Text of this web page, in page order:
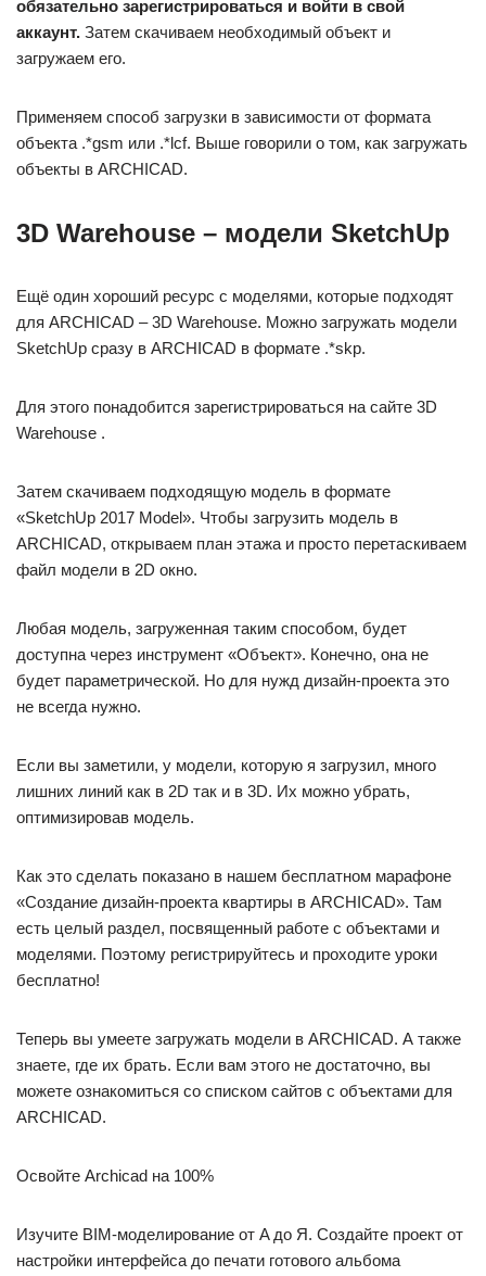
обязательно зарегистрироваться и войти в свой
аккаунт. Затем скачиваем необходимый объект и
загружаем его.
Применяем способ загрузки в зависимости от формата
объекта .*gsm или .*lcf. Выше говорили о том, как загружать
объекты в ARCHICAD.
3D Warehouse – модели SketchUp
Ещё один хороший ресурс с моделями, которые подходят
для ARCHICAD – 3D Warehouse. Можно загружать модели
SketchUp сразу в ARCHICAD в формате .*skp.
Для этого понадобится зарегистрироваться на сайте 3D
Warehouse .
Затем скачиваем подходящую модель в формате
«SketchUp 2017 Model». Чтобы загрузить модель в
ARCHICAD, открываем план этажа и просто перетаскиваем
файл модели в 2D окно.
Любая модель, загруженная таким способом, будет
доступна через инструмент «Объект». Конечно, она не
будет параметрической. Но для нужд дизайн-проекта это
не всегда нужно.
Если вы заметили, у модели, которую я загрузил, много
лишних линий как в 2D так и в 3D. Их можно убрать,
оптимизировав модель.
Как это сделать показано в нашем бесплатном марафоне
«Создание дизайн-проекта квартиры в ARCHICAD». Там
есть целый раздел, посвященный работе с объектами и
моделями. Поэтому регистрируйтесь и проходите уроки
бесплатно!
Теперь вы умеете загружать модели в ARCHICAD. А также
знаете, где их брать. Если вам этого не достаточно, вы
можете ознакомиться со списком сайтов с объектами для
ARCHICAD.
Освойте Archicad на 100%
Изучите BIM-моделирование от A до Я. Создайте проект от
настройки интерфейса до печати готового альбома